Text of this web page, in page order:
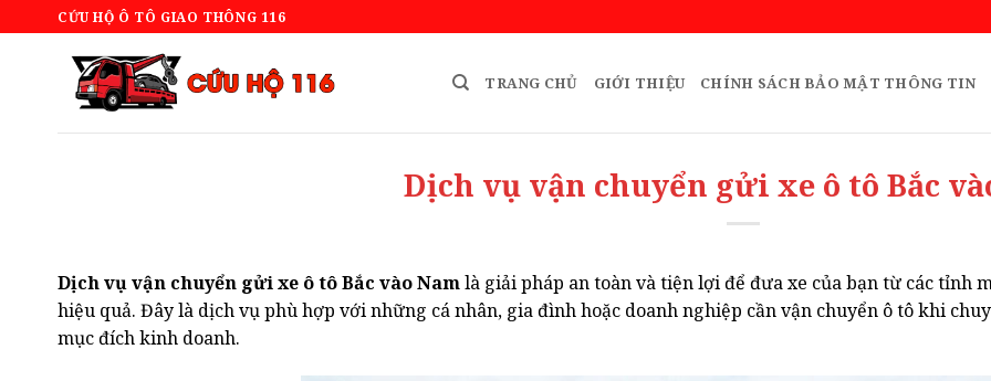
qua
CỨU HỘ Ô TÔ GIAO THÔNG 116
TRANG CHỦ GIỚI THIỆU CHÍNH SÁCH BẢO MẬT THÔNG TIN
Dịch vụ vận chuyển gửi xe ô tô Bắc
Dịch vụ vận chuyển gửi xe ô tô Bắc vào Namlà giải pháp an toàn và tiện lợi để đưa xe của bạn từ các tỉnh
hiệu quả. Đây là dịch vụ phù hợp với những cá nhân, gia đình hoặc doanh nghiệp cần vận chuyển ô tô khi
mục đích kinh doanh.